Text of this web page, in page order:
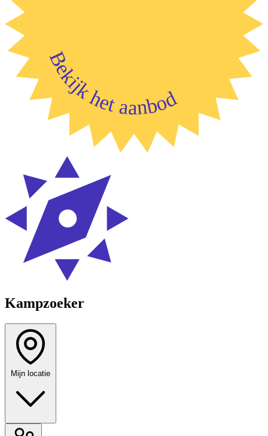
Bekijk het aanbod
Kampzoeker
Mijn locatie